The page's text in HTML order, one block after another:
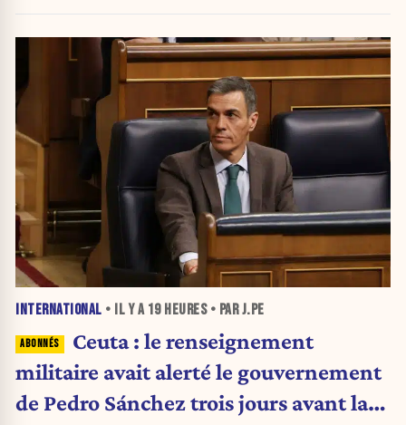
INTERNATIONAL • IL Y A 19 HEURES• PAR J.PE
Ceuta : le renseignement
militaire avait alerté le gouvernement
de Pedro Sánchez trois jours avant la